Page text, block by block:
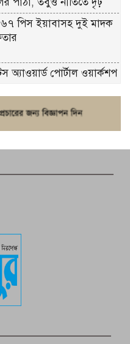
পিস ইয়াবাসহ দুই মাদক
অ্যাওয়ার্ড পোর্টাল ওয়ার্কশপ
এ ফোন, ফরিদগঞ্জে
লাশ উদ্ধার
সংগঠনের শোক